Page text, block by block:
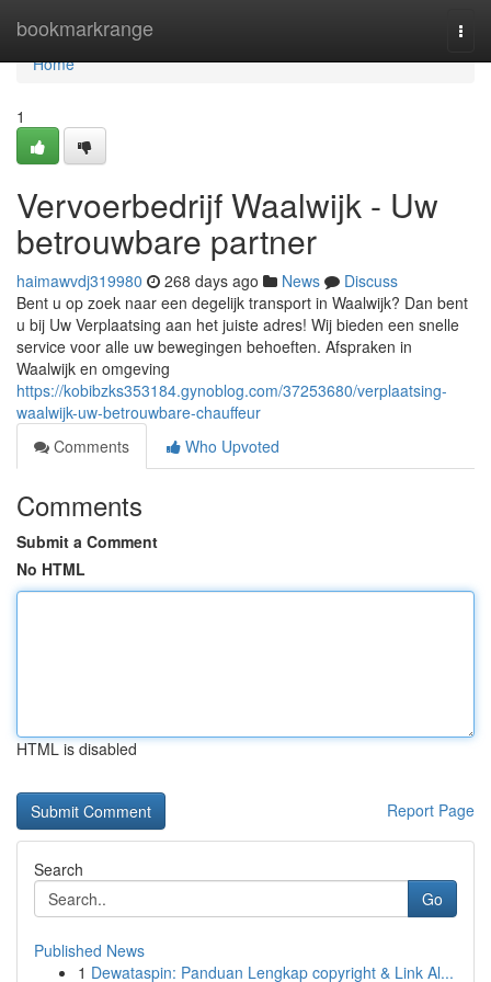
bookmarkrange
Home
Home
1
Vervoerbedrijf Waalwijk - Uw
betrouwbare partner
haimawvdj319980 268 days ago News
Discuss
Bent u op zoek naar een degelijk transport in Waalwijk? Dan bent
u bij Uw Verplaatsing aan het juiste adres! Wij bieden een snelle
service voor alle uw bewegingen behoeften. Afspraken in
Waalwijk en omgeving
https://kobibzks353184.gynoblog.com/37253680/verplaatsing-
waalwijk-uw-betrouwbare-chauffeur
Comments
Who Upvoted
Comments
Submit a Comment
No HTML
HTML is disabled
Report Page
Search
Go
Published News
1 Dewataspin: Panduan Lengkap copyright & Link Al...